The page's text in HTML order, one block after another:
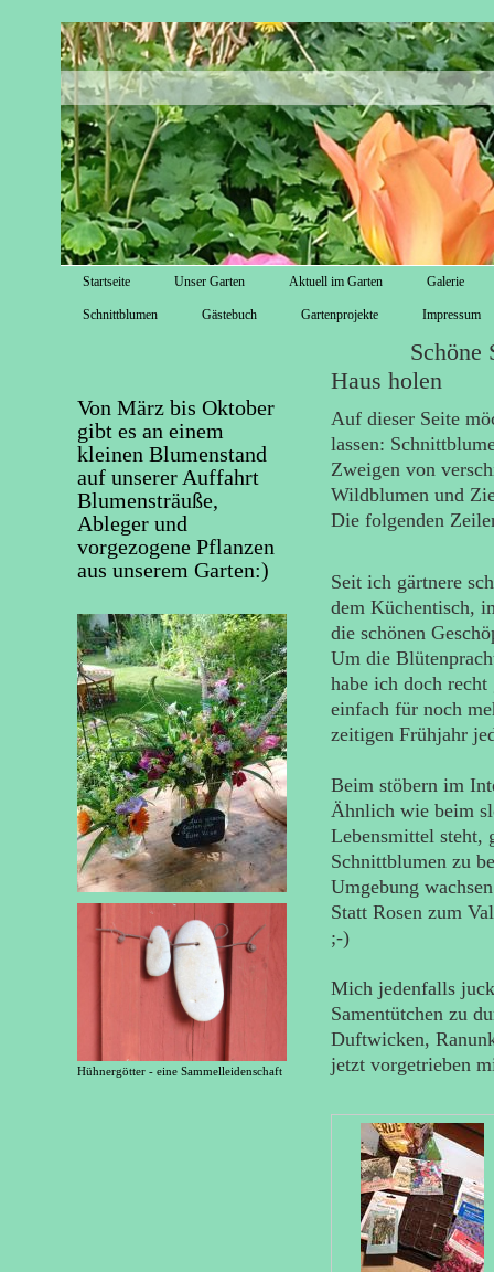
Startseite Unser Garten Aktuell im Garten Galerie
Schnittblumen Gästebuch Gartenprojekte Impressum
Von März bis Oktober
gibt es an einem
kleinen Blumenstand
auf unserer Auffahrt
Blumensträuße,
Ableger und
vorgezogene Pflanzen
aus unserem Garten:)
Hühnergötter - eine Sammelleidenschaft
Schöne
Haus holen
Auf dieser Seite
lassen:
Zweigen von
Wildblumen und
Die folgenden
Seit ich gärtnere
dem Küchentisch,
die schönen
Um die
habe ich doch
einfach für noch
zeitigen Frühjahr
Beim stöbern im
Ähnlich wie beim
Lebensmittel steht,
Schnittblumen zu
Umgebung
Statt Rosen zum
;-)
Mich jedenfalls
Samentütchen zu
Duftwicken,
jetzt vorgetrieben